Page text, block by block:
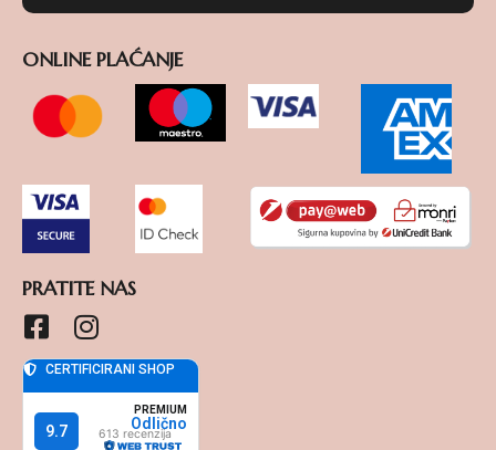
ONLINE PLAĆANJE
PRATITE NAS